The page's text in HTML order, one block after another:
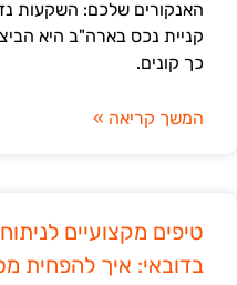
האנקורים שלכם: השקעות
קניית נכס בארה"ב היא
כך קונים.
המשך קריאה »
טיפים מקצועיים
בדובאי: איך להפחית